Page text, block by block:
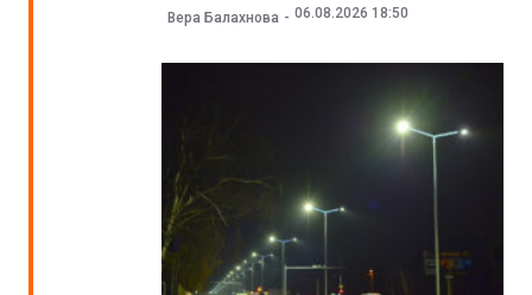
Вера Балахнова 06.08.2026 18:50